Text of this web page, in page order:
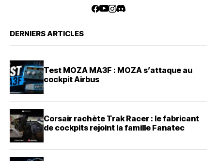
DERNIERS ARTICLES
Test MOZA MA3F : MOZA s’attaque au
cockpit Airbus
Corsair rachète Trak Racer : le fabricant
de cockpits rejoint la famille Fanatec